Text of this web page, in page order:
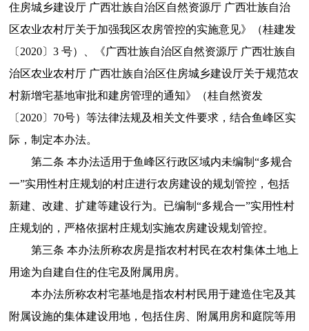
住房城乡建设厅 广西壮族自治区自然资源厅 广西壮族自治
区农业农村厅关于加强我区农房管控的实施意见》（桂建发
〔2020〕3 号）、《广西壮族自治区自然资源厅 广西壮族自
治区农业农村厅 广西壮族自治区住房城乡建设厅关于规范农
村新增宅基地审批和建房管理的通知》（桂自然资发
〔2020〕70号）等法律法规及相关文件要求，结合鱼峰区实
际，制定本办法。
第二条 本办法适用于鱼峰区行政区域内未编制“多规合
一”实用性村庄规划的村庄进行农房建设的规划管控，包括
新建、改建、扩建等建设行为。已编制“多规合一”实用性村
庄规划的，严格依据村庄规划实施农房建设规划管控。
第三条 本办法所称农房是指农村村民在农村集体土地上
用途为自建自住的住宅及附属用房。
本办法所称农村宅基地是指农村村民用于建造住宅及其
附属设施的集体建设用地，包括住房、附属用房和庭院等用